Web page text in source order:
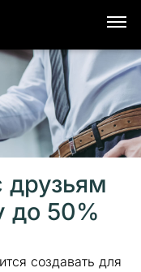
друзьям
до 50%
создавать для